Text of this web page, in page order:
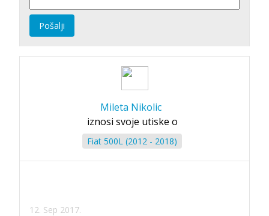
Pošalji
Mileta Nikolic
iznosi svoje utiske o
Fiat 500L (2012 - 2018)
12. Sep 2017.